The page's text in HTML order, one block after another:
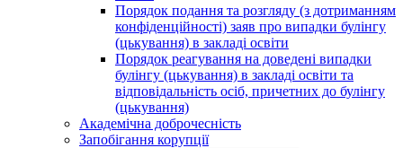
Порядок подання та розгляду (з дотриманням
конфіденційності) заяв про випадки булінгу
(цькування) в закладі освіти
Порядок реагування на доведені випадки
булінгу (цькування) в закладі освіти та
відповідальність осіб, причетних до булінгу
(цькування)
Академічна доброчесність
Запобігання корупції